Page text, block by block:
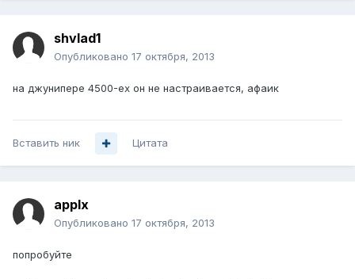
shvlad1
Опубликовано 17 октября, 2013
на джунипере 4500-ех он не настраивается, афаик
Вставить ник Цитата
applx
Опубликовано 17 октября, 2013
попробуйте